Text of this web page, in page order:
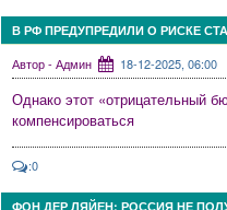
В РФ ПРЕДУПРЕДИЛИ О РИСКЕ
Автор - Админ 18-12-2025, 06:00
Однако этот «отрицательный
компенсироваться
:0
ФОН ДЕР ЛЯЙЕН: РОССИЯ НЕ